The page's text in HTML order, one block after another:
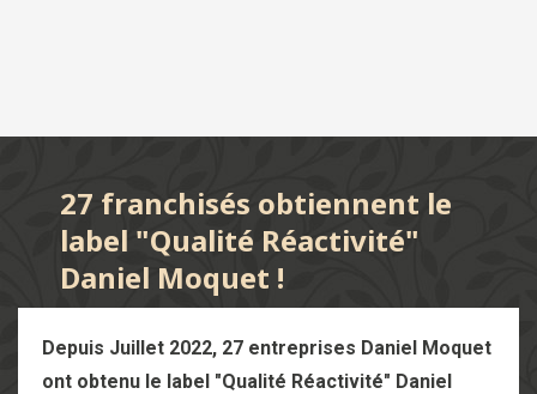
27 franchisés obtiennent le
label "Qualité Réactivité"
Daniel Moquet !
Depuis Juillet 2022, 27 entreprises Daniel Moquet
ont obtenu le label "Qualité Réactivité" Daniel